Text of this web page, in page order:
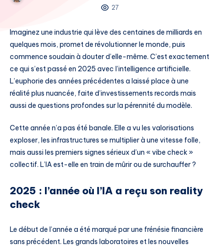
27
Imaginez une industrie qui lève des centaines de milliards en
quelques mois, promet de révolutionner le monde, puis
commence soudain à douter d’elle-même. C’est exactement
ce qui s’est passé en 2025 avec l’intelligence artificielle.
L’euphorie des années précédentes a laissé place à une
réalité plus nuancée, faite d’investissements records mais
aussi de questions profondes sur la pérennité du modèle.
Cette année n’a pas été banale. Elle a vu les valorisations
exploser, les infrastructures se multiplier à une vitesse folle,
mais aussi les premiers signes sérieux d’un « vibe check »
collectif. L’IA est-elle en train de mûrir ou de surchauffer ?
2025 : l’année où l’IA a reçu son reality
check
Le début de l’année a été marqué par une frénésie financière
sans précédent. Les grands laboratoires et les nouvelles